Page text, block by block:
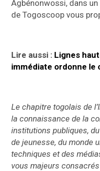
Agbénonwossi, dans
de Togoscoop vous
Lire aussi : Lignes
immédiate ordonne le
Le chapitre togolais de
la connaissance de la
institutions publiques,
de jeunesse, du monde
techniques et des
vous majeurs